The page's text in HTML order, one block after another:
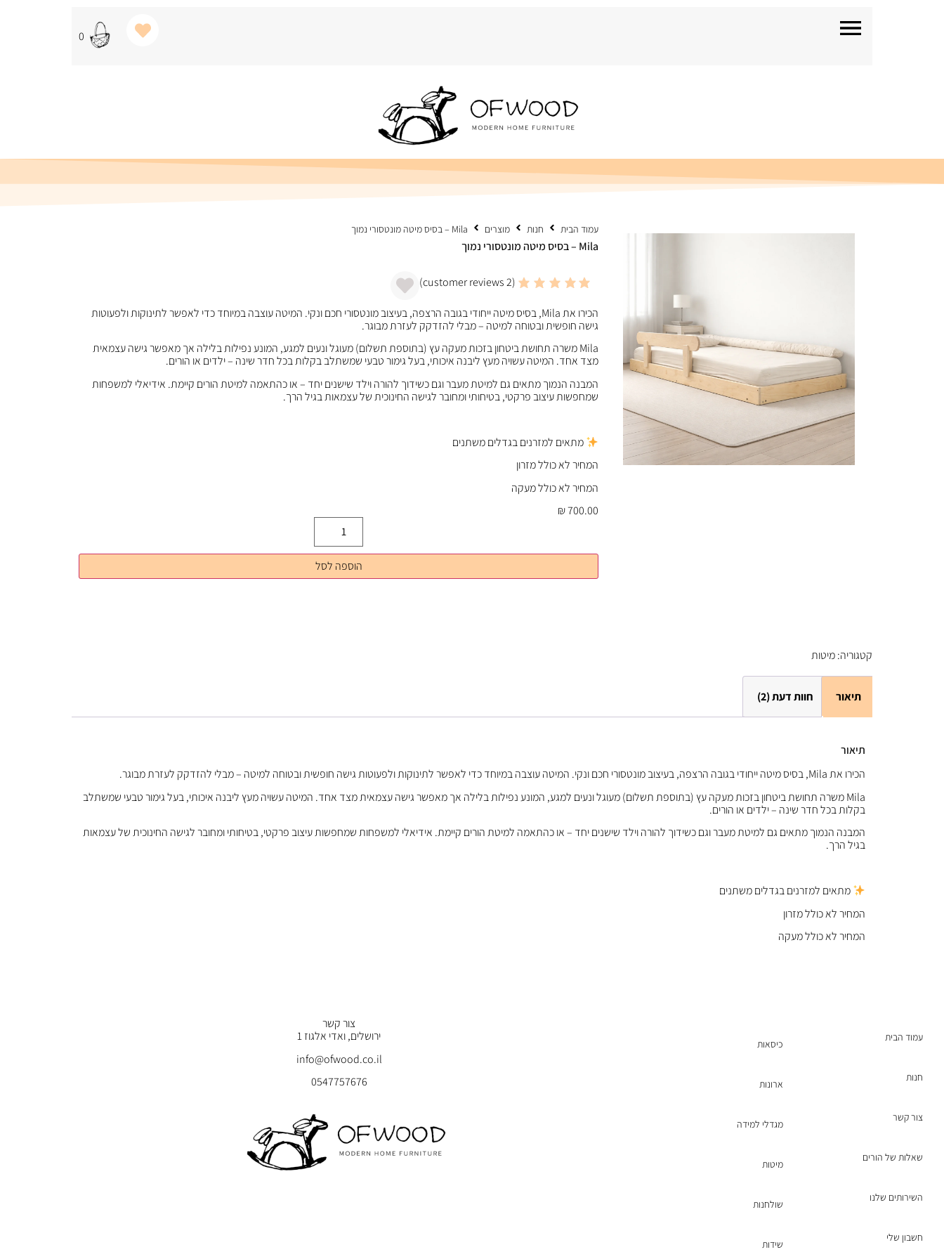
0
עמוד הבית חנות מוצרים Mila – בסיס מיטה מונטסורי נמוך
Mila – בסיס מיטה מונטסורי נמוך
(
2
customer reviews)
הכירו את Mila, בסיס מיטה ייחודי בגובה הרצפה, בעיצוב מונטסורי חכם ונקי. המיטה עוצבה במיוחד כדי לאפשר לתינוקות ולפעוטות
גישה חופשית ובטוחה למיטה – מבלי להזדקק לעזרת מבוגר.
Mila משרה תחושת ביטחון בזכות מעקה עץ (בתוספת תשלום) מעוגל ונעים למגע, המונע נפילות בלילה אך מאפשר גישה עצמאית
מצד אחד. המיטה עשויה מעץ ליבנה איכותי, בעל גימור טבעי שמשתלב בקלות בכל חדר שינה – ילדים או הורים.
המבנה הנמוך מתאים גם למיטת מעבר וגם כשידוך להורה וילד שישנים יחד – או כהתאמה למיטת הורים קיימת. אידיאלי למשפחות
שמחפשות עיצוב פרקטי, בטיחותי ומחובר לגישה החינוכית של עצמאות בגיל הרך.
מתאים למזרנים בגדלים משתנים
המחיר לא כולל מזרון
המחיר לא כולל מעקה
₪700.00
הוספה לסל
קטגוריה:מיטות
תיאור חוות דעת (2)
תיאור
הכירו את Mila, בסיס מיטה ייחודי בגובה הרצפה, בעיצוב מונטסורי חכם ונקי. המיטה עוצבה במיוחד כדי לאפשר לתינוקות ולפעוטות גישה חופשית ובטוחה למיטה – מבלי להזדקק לעזרת מבוגר.
Mila משרה תחושת ביטחון בזכות מעקה עץ (בתוספת תשלום) מעוגל ונעים למגע, המונע נפילות בלילה אך מאפשר גישה עצמאית מצד אחד. המיטה עשויה מעץ ליבנה איכותי, בעל גימור טבעי שמשתלב
בקלות בכל חדר שינה – ילדים או הורים.
המבנה הנמוך מתאים גם למיטת מעבר וגם כשידוך להורה וילד שישנים יחד – או כהתאמה למיטת הורים קיימת. אידיאלי למשפחות שמחפשות עיצוב פרקטי, בטיחותי ומחובר לגישה החינוכית של עצמאות
בגיל הרך.
מתאים למזרנים בגדלים משתנים
המחיר לא כולל מזרון
המחיר לא כולל מעקה
עמוד הבית
חנות
צור קשר
שאלות של הורים
השירותים שלנו
חשבון שלי
כיסאות
ארונות
מגדלי למידה
מיטות
שולחנות
שידות
צור קשר
ירושלים, ואדי אלגוז 1
info@ofwood.co.il
0547757676